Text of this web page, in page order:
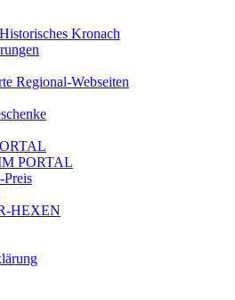
Kronach
Regional-Webseiten
PORTAL
Preis
HEXEN